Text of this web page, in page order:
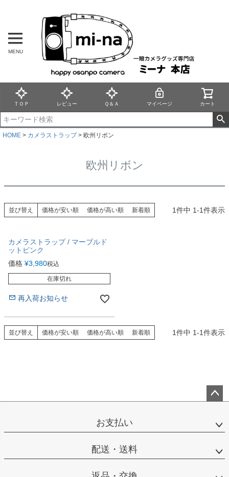
MENU
ＴＯＰ レビュー Ｑ＆Ａ マイページ カート
HOME カメラストラップ 欧州リボン
欧州リボン
並び替え 価格が安い順 価格が高い順 新着順 1件中 1-1件表示
カメラストラップ / マーブルド
ットピンク
価格 ¥3,980税込
在庫切れ
再入荷お知らせ
並び替え 価格が安い順 価格が高い順 新着順 1件中 1-1件表示
ップ
お支払い
配送・送料